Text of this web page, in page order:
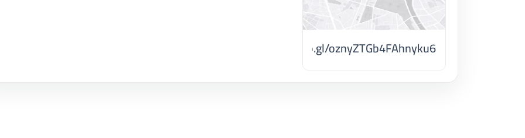
https://maps.app.goo.gl/oznyZTGb4FAhnyku6